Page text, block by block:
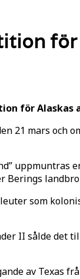
för
21 mars och
som
II sålde
av Texas